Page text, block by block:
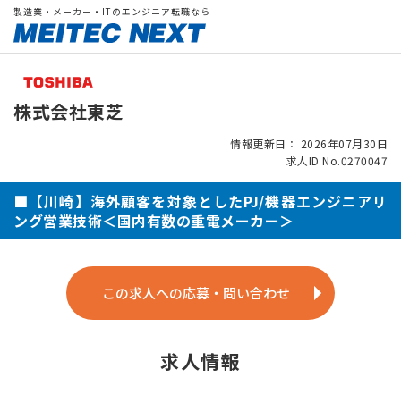
製造業・メーカー・ITのエンジニア転職なら
株式会社東芝
情報更新日： 2026年07月30日
求人ID No.0270047
■【川崎】海外顧客を対象としたPJ/機器エンジニアリ
ング営業技術＜国内有数の重電メーカー＞
この求人への応募・問い合わせ
求人情報